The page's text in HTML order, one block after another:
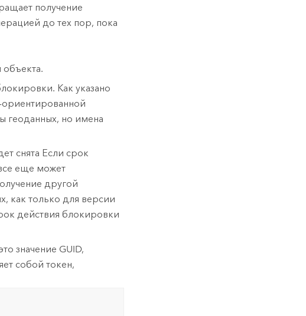
получение
до тех пор, пока
Как указано
ориентированной
геоданных, но имена
снята Если срок
еще может
другой
как только для версии
действия блокировки
значение GUID,
собой токен,